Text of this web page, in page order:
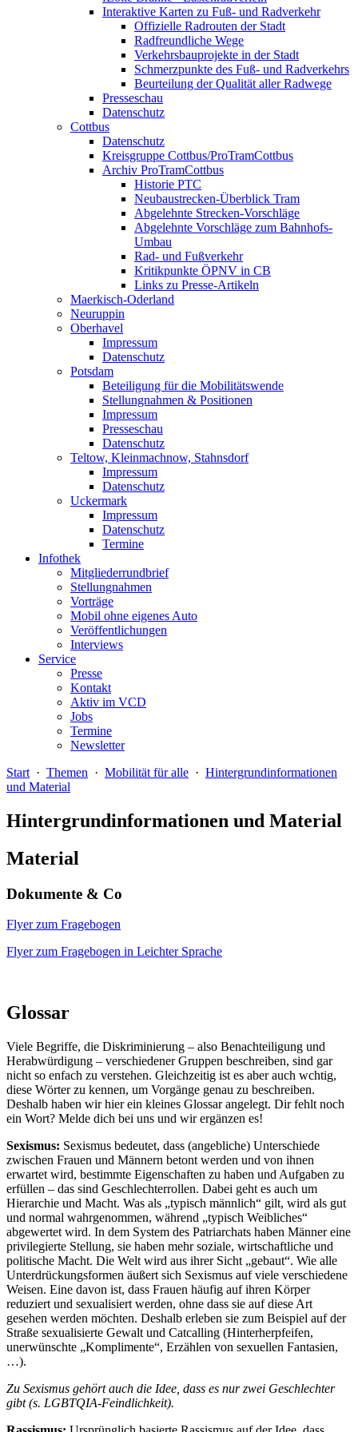
Interaktive Karten zu Fuß- und Radverkehr
Offizielle Radrouten der Stadt
Radfreundliche Wege
Verkehrsbauprojekte in der Stadt
Schmerzpunkte des Fuß- und Radverkehrs
Beurteilung der Qualität aller Radwege
Presseschau
Datenschutz
Cottbus
Datenschutz
Kreisgruppe Cottbus/ProTramCottbus
Archiv ProTramCottbus
Historie PTC
Neubaustrecken-Überblick Tram
Abgelehnte Strecken-Vorschläge
Abgelehnte Vorschläge zum Bahnhofs-
Umbau
Rad- und Fußverkehr
Kritikpunkte ÖPNV in CB
Links zu Presse-Artikeln
Maerkisch-Oderland
Neuruppin
Oberhavel
Impressum
Datenschutz
Potsdam
Beteiligung für die Mobilitätswende
Stellungnahmen & Positionen
Impressum
Presseschau
Datenschutz
Teltow, Kleinmachnow, Stahnsdorf
Impressum
Datenschutz
Uckermark
Impressum
Datenschutz
Termine
Infothek
Mitgliederrundbrief
Stellungnahmen
Vorträge
Mobil ohne eigenes Auto
Veröffentlichungen
Interviews
Service
Presse
Kontakt
Aktiv im VCD
Jobs
Termine
Newsletter
Start · Themen · Mobilität für alle · Hintergrundinformationen
und Material
Hintergrundinformationen und Material
Material
Dokumente & Co
Flyer zum Fragebogen
Flyer zum Fragebogen in Leichter Sprache
Glossar
Viele Begriffe, die Diskriminierung – also Benachteiligung und
Herabwürdigung – verschiedener Gruppen beschreiben, sind gar
nicht so enfach zu verstehen. Gleichzeitig ist es aber auch wchtig,
diese Wörter zu kennen, um Vorgänge genau zu beschreiben.
Deshalb haben wir hier ein kleines Glossar angelegt. Dir fehlt noch
ein Wort? Melde dich bei uns und wir ergänzen es!
Sexismus: Sexismus bedeutet, dass (angebliche) Unterschiede
zwischen Frauen und Männern betont werden und von ihnen
erwartet wird, bestimmte Eigenschaften zu haben und Aufgaben zu
erfüllen – das sind Geschlechterrollen. Dabei geht es auch um
Hierarchie und Macht. Was als „typisch männlich“ gilt, wird als gut
und normal wahrgenommen, während „typisch Weibliches“
abgewertet wird. In dem System des Patriarchats haben Männer eine
privilegierte Stellung, sie haben mehr soziale, wirtschaftliche und
politische Macht. Die Welt wird aus ihrer Sicht „gebaut“. Wie alle
Unterdrückungsformen äußert sich Sexismus auf viele verschiedene
Weisen. Eine davon ist, dass Frauen häufig auf ihren Körper
reduziert und sexualisiert werden, ohne dass sie auf diese Art
gesehen werden möchten. Deshalb erleben sie zum Beispiel auf der
Straße sexualisierte Gewalt und Catcalling (Hinterherpfeifen,
unerwünschte „Komplimente“, Erzählen von sexuellen Fantasien,
…).
Zu Sexismus gehört auch die Idee, dass es nur zwei Geschlechter
gibt (s. LGBTQIA-Feindlichkeit).